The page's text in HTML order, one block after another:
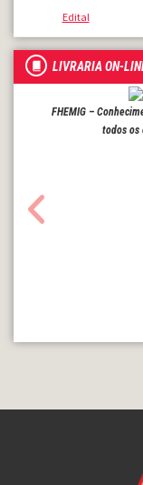
Edital
LIVRARIA ON-
FHEMIG –
todos os